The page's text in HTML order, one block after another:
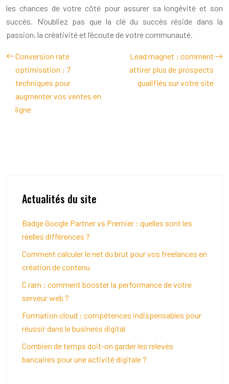
les chances de votre côté pour assurer sa longévité et son
succès. N’oubliez pas que la clé du succès réside dans la
passion, la créativité et l’écoute de votre communauté.
Conversion rate
optimisation : 7
techniques pour
augmenter vos ventes en
ligne
Lead magnet : comment
attirer plus de prospects
qualifiés sur votre site
Actualités du site
Badge Google Partner vs Premier : quelles sont les
réelles différences ?
Comment calculer le net du brut pour vos freelances en
création de contenu
C ram : comment booster la performance de votre
serveur web ?
Formation cloud : compétences indispensables pour
réussir dans le business digital
Combien de temps doit-on garder les relevés
bancaires pour une activité digitale ?